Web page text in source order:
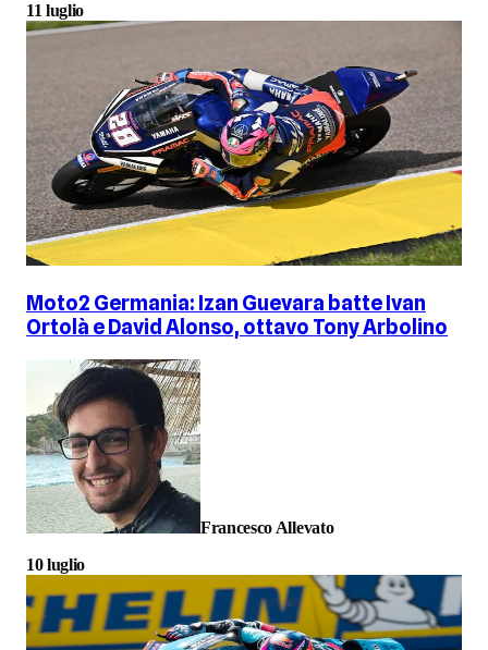
11 luglio
Moto2 Germania: Izan Guevara batte Ivan
Ortolà e David Alonso, ottavo Tony Arbolino
Francesco Allevato
10 luglio